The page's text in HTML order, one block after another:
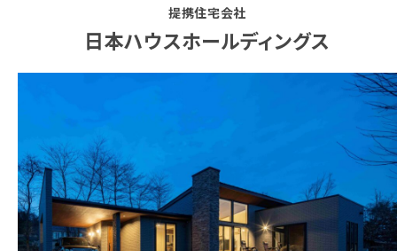
たてるらとは
提携住宅会社
アドバイザー紹介
お客様の声
住まいの豆知識
提携住宅会社
日本ハウスホールディングス